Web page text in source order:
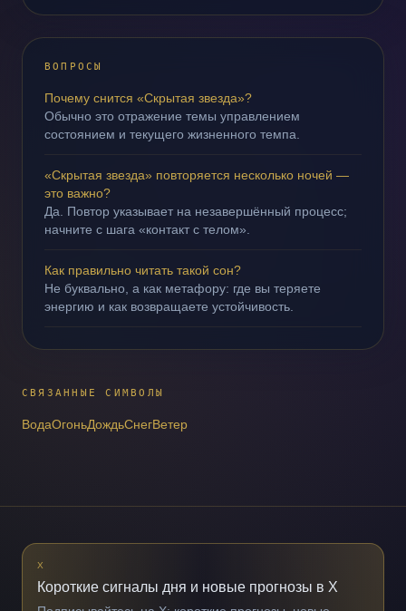
ВОПРОСЫ
Почему снится «Скрытая звезда»?
Обычно это отражение темы управлением
состоянием и текущего жизненного темпа.
«Скрытая звезда» повторяется несколько ночей —
это важно?
Да. Повтор указывает на незавершённый процесс;
начните с шага «контакт с телом».
Как правильно читать такой сон?
Не буквально, а как метафору: где вы теряете
энергию и как возвращаете устойчивость.
СВЯЗАННЫЕ СИМВОЛЫ
ВодаОгоньДождьСнегВетер
X
Короткие сигналы дня и новые прогнозы в X